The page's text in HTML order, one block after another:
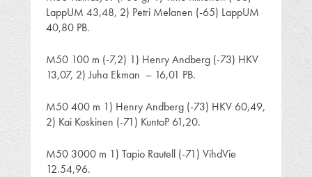
LappUM 43,48, 2) Petri Melanen (-65) LappUM
40,80 PB.
M50 100 m (-7,2) 1) Henry Andberg (-73) HKV
13,07, 2) Juha Ekman – 16,01 PB.
M50 400 m 1) Henry Andberg (-73) HKV 60,49,
2) Kai Koskinen (-71) KuntoP 61,20.
M50 3000 m 1) Tapio Rautell (-71) VihdVie
12.54,96.